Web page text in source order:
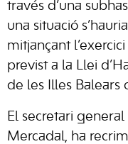
través d’una
una situació
mitjançant
previst a la Llei
de les Illes Balears
El secretari
Mercadal, ha